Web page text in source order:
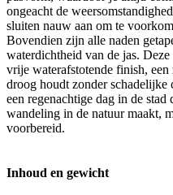
ongeacht de
sluiten nauw aan om te
Bovendien zijn alle naden
waterdichtheid van de jas.
vrije waterafstotende finish,
droog houdt zonder
een regenachtige dag in de
wandeling in de natuur maakt,
voorbereid.
Inhoud en gewicht